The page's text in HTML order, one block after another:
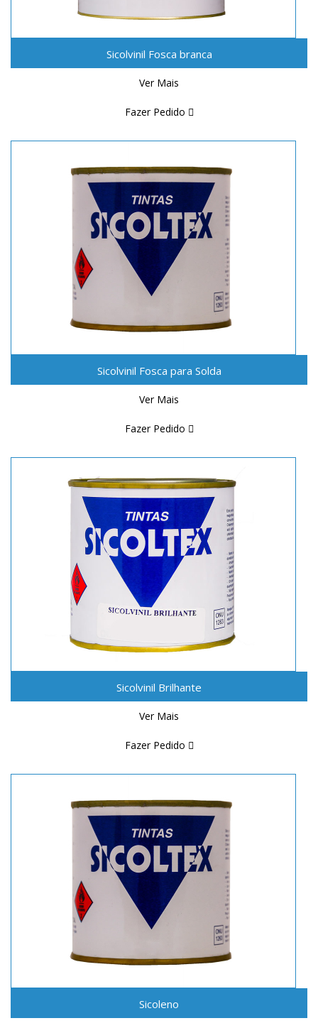
Sicolvinil Fosca branca
Ver Mais
Fazer Pedido
Sicolvinil Fosca para Solda
Ver Mais
Fazer Pedido
Sicolvinil Brilhante
Ver Mais
Fazer Pedido
Sicoleno